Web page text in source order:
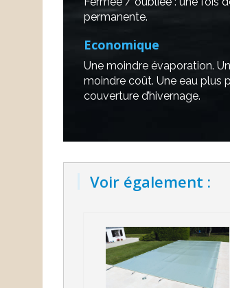
permanente.
Economique
Une moindre évaporation.
moindre coût. Une eau plus
couverture d’hivernage.
Voir également :